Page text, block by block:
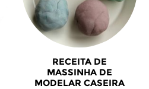
RECEITA DE
MASSINHA DE
MODELAR CASEIRA